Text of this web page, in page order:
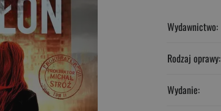
Wydawnictwo:
Rodzaj oprawy:
Wydanie: